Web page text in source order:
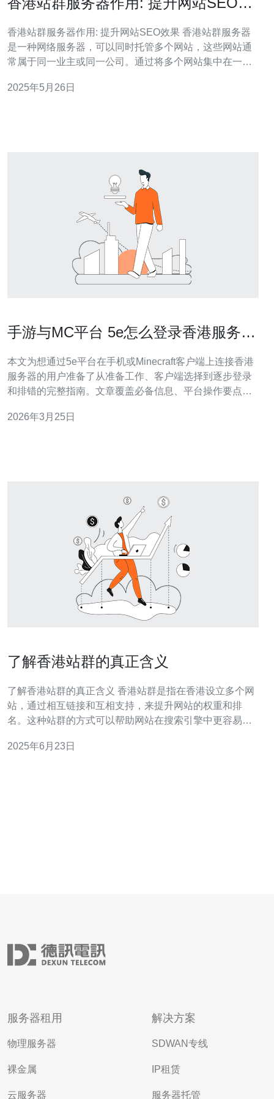
香港站群服务器作用: 提升网站SEO效果 香港站群服务器
是一种网络服务器，可以同时托管多个网站，这些网站通
常属于同一业主或同一公司。通过将多个网站集中在一个
服务器可以提供更高的性能和稳定性，同时降低成本。通
2025年5月26日
手游与MC平台 5e怎么登录香港服务器
本文为想通过5e平台在手机或Minecraft客户端上连接香港
服务器的用户准备了从准备工作、客户端选择到逐步登录
和排错的完整指南。文章覆盖必备信息、平台操作要点、
快速定位问题并顺利上线。 在动手之前，请至少准备以下
2026年3月25日
了解香港站群的真正含义
了解香港站群的真正含义 香港站群是指在香港设立多个网
站，通过相互链接和互相支持，来提升网站的权重和排
名。这种站群的方式可以帮助网站在搜索引擎中更容易被
互相支持，增加网站的权重和排名，提高网站的曝光度。
2025年6月23日
服务器租用
物理服务器
裸金属
云服务器
解决方案
SDWAN专线
IP租赁
服务器托管